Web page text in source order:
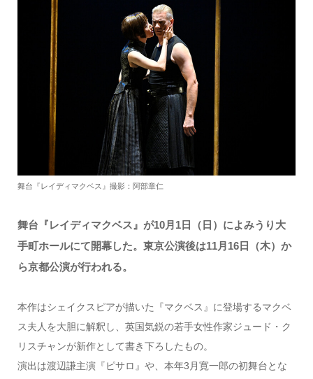
舞台『レイディマクベス』撮影：阿部章仁
舞台『レイディマクベス』が10月1日（日）によみうり大
手町ホールにて開幕した。東京公演後は11月16日（木）か
ら京都公演が行われる。
本作はシェイクスピアが描いた『マクベス』に登場するマクベ
ス夫人を大胆に解釈し、英国気鋭の若手女性作家ジュード・ク
リスチャンが新作として書き下ろしたもの。
演出は渡辺謙主演『ピサロ』や、本年3月寛一郎の初舞台とな